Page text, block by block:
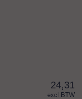
24,31
excl BTW